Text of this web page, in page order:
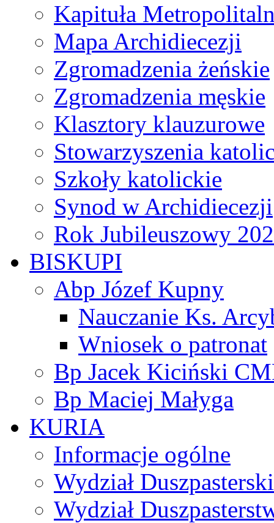
Kapituła
Mapa Archidiecezji
Zgromadzenia żeńskie
Zgromadzenia męskie
Klasztory klauzurowe
Stowarzyszenia
Szkoły katolickie
Synod w Archidiecezji
Rok Jubileuszowy
BISKUPI
Abp Józef Kupny
Nauczanie Ks.
Wniosek o patronat
Bp Jacek Kiciński
Bp Maciej Małyga
KURIA
Informacje ogólne
Wydział Duszpasterski
Wydział